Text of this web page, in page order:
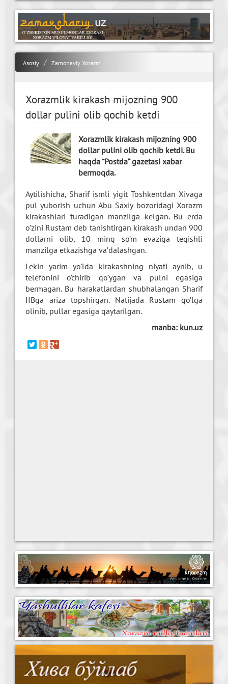
Asosiy Zamonaviy Xorazm
Xorazmlik kirakash mijozning 900
dollar pulini olib qochib ketdi
Xorazmlik kirakash mijozning 900
dollar pulini olib qochib ketdi. Bu
haqda “Postda” gazetasi xabar
bermoqda.
Aytilishicha, Sharif ismli yigit Toshkentdan Xivaga
pul yuborish uchun Abu Saxiy bozoridagi Xorazm
kirakashlari turadigan manzilga kelgan. Bu erda
o’zini Rustam deb tanishtirgan kirakash undan 900
dollarni olib, 10 ming so’m evaziga tegishli
manzilga etkazishga va’dalashgan.
Lekin yarim yo’lda kirakashning niyati aynib, u
telefonini o’chirib qo’ygan va pulni egasiga
bermagan. Bu harakatlardan shubhalangan Sharif
IIBga ariza topshirgan. Natijada Rustam qo’lga
olinib, pullar egasiga qaytarilgan.
manba: kun.uz